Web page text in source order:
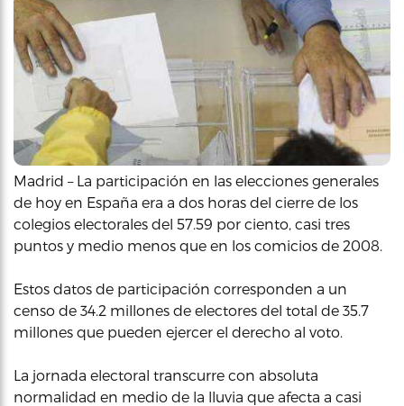
Madrid – La participación en las elecciones generales
de hoy en España era a dos horas del cierre de los
colegios electorales del 57.59 por ciento, casi tres
puntos y medio menos que en los comicios de 2008.
Estos datos de participación corresponden a un
censo de 34.2 millones de electores del total de 35.7
millones que pueden ejercer el derecho al voto.
La jornada electoral transcurre con absoluta
normalidad en medio de la lluvia que afecta a casi